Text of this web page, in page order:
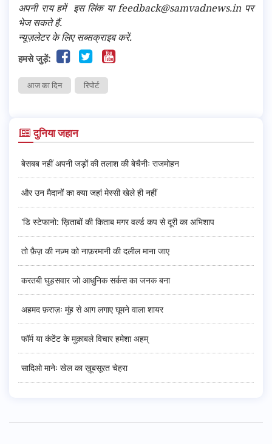
अपनी राय हमें इस लिंक या feedback@samvadnews.in पर
भेज सकते हैं.
न्यूज़लेटर के लिए सब्सक्राइब करें.
हमसे जुड़ें:
आज का दिन रिपोर्ट
दुनिया जहान
बेसबब नहीं अपनी जड़ों की तलाश की बेचैनीः राजमोहन
और उन मैदानों का क्या जहां मेस्सी खेले ही नहीं
'डि स्टेफानो: ख़िताबों की किताब मगर वर्ल्ड कप से दूरी का अभिशाप
तो फ़ैज़ की नज़्म को नाफ़रमानी की दलील माना जाए
करतबी घुड़सवार जो आधुनिक सर्कस का जनक बना
अहमद फ़राज़ः मुंह से आग लगाए घूमने वाला शायर
फॉर्म या कंटेंट के मुक़ाबले विचार हमेशा अहम्
सादिओ मानेः खेल का ख़ूबसूरत चेहरा